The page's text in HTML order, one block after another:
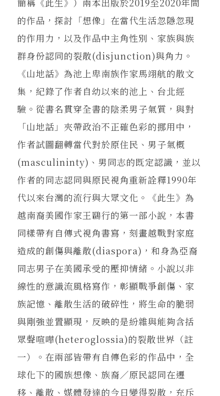
的作品，探討「想像」在當代生活忽隱忽現
的作用力，以及作品中主角性別、家族與族
群身份認同的裂散(disjunction)與角力。
《山地話》為池上卑南族作家馬翊航的散文
集，紀錄了作者自幼以來的池上、台北經
驗。從書名貫穿全書的陰柔男子氣質，與對
「山地話」夾帶政治不正確色彩的挪用中，
作者試圖翻轉當代對於原住民、男子氣概
(masculininty)、男同志的既定認識，並以
作者的同志認同與原民視角重新詮釋1990年
代以來台灣的流行與大眾文化。《此生》為
越南裔美國作家王鷗行的第一部小說，本書
同樣帶有自傳式視角書寫，刻畫越戰對家庭
造成的創傷與離散(diaspora)，和身為亞裔
同志男子在美國承受的壓抑情緒。小說以非
線性的意識流風格寫作，彰顯戰爭創傷、家
族記憶、離散生活的破碎性，將生命的脆弱
與剛強並置顯現，反映的是紛雜與能夠含括
眾聲喧嘩(heteroglossia)的裂散世界（註
一）。在兩部皆帶有自傳色彩的作品中，全
球化下的國族想像、族裔／原民認同在遷
移、離散、媒體發達的今日變得裂散，充斥